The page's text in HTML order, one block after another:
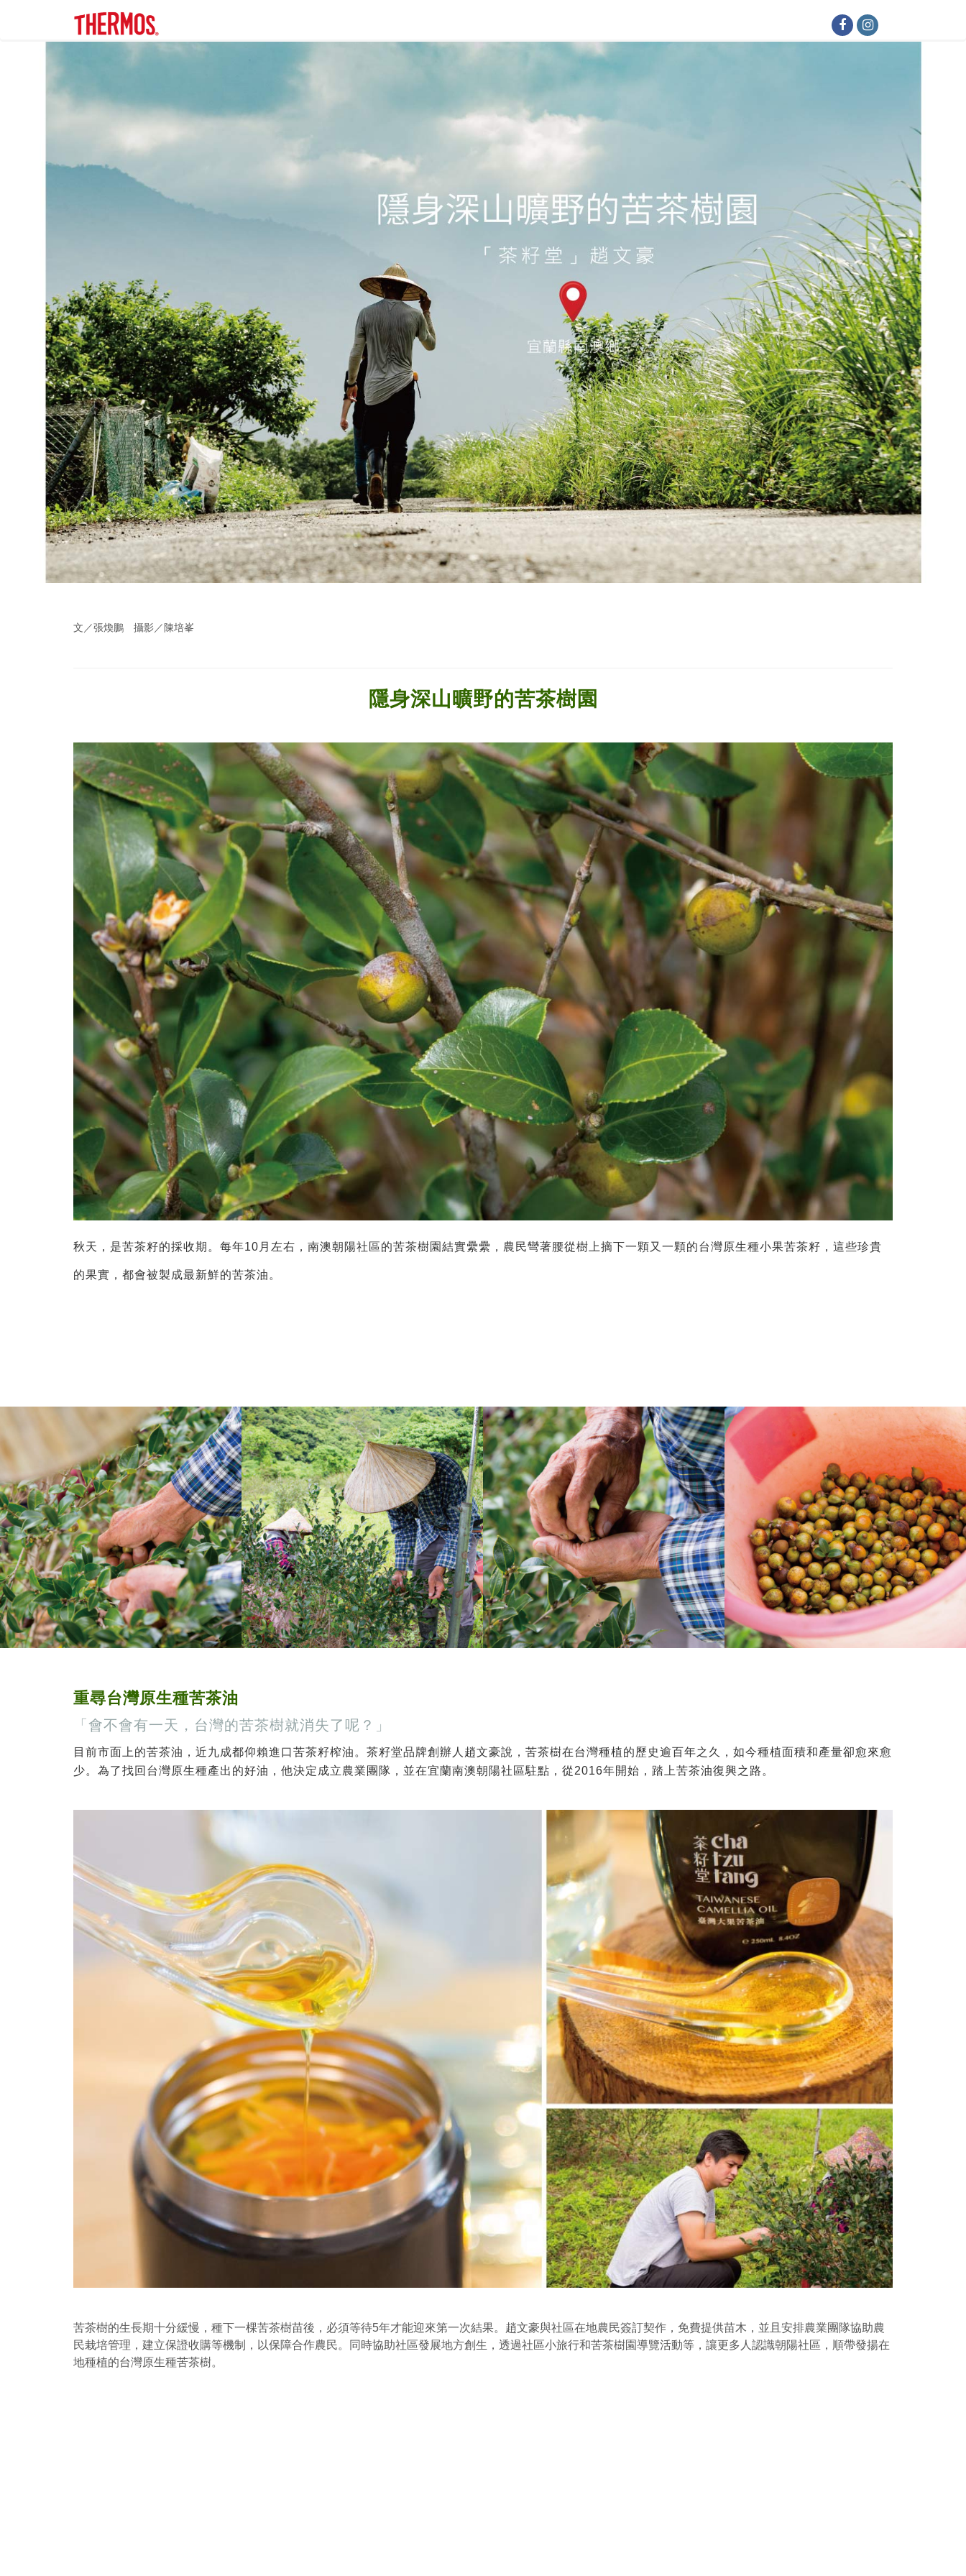
文／張煥鵬 攝影／陳培峯
隱身深山曠野的苦茶樹園
秋天，是苦茶籽的採收期。每年10月左右，南澳朝陽社區的苦茶樹園結實纍纍，農民彎著腰從樹上摘下一顆又一顆的台灣原生種小果苦茶籽，這些珍貴
的果實，都會被製成最新鮮的苦茶油。
重尋台灣原生種苦茶油
「會不會有一天，台灣的苦茶樹就消失了呢？」
目前市面上的苦茶油，近九成都仰賴進口苦茶籽榨油。茶籽堂品牌創辦人趙文豪說，苦茶樹在台灣種植的歷史逾百年之久，如今種植面積和產量卻愈來愈
少。為了找回台灣原生種產出的好油，他決定成立農業團隊，並在宜蘭南澳朝陽社區駐點，從2016年開始，踏上苦茶油復興之路。
苦茶樹的生長期十分緩慢，種下一棵苦茶樹苗後，必須等待5年才能迎來第一次結果。趙文豪與社區在地農民簽訂契作，免費提供苗木，並且安排農業團隊協助農
民栽培管理，建立保證收購等機制，以保障合作農民。同時協助社區發展地方創生，透過社區小旅行和苦茶樹園導覽活動等，讓更多人認識朝陽社區，順帶發揚在
地種植的台灣原生種苦茶樹。